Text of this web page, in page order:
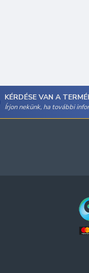
KÉRDÉSE VAN A
Írjon nekünk, ha további